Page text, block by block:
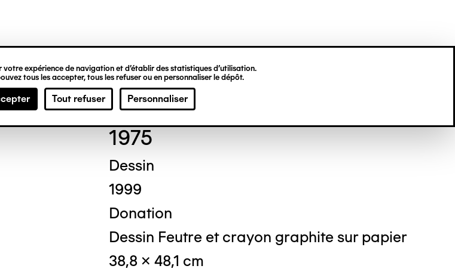
expérience de navigation et d’établir des statistiques d’utilisation.
tous les accepter, tous les refuser ou en personnaliser le dépôt.
Tout refuser Personnaliser
Jules GODI
1975
Dessin
1999
Donation
Dessin Feutre et crayon graphite sur papier
38,8 x 48,1 cm